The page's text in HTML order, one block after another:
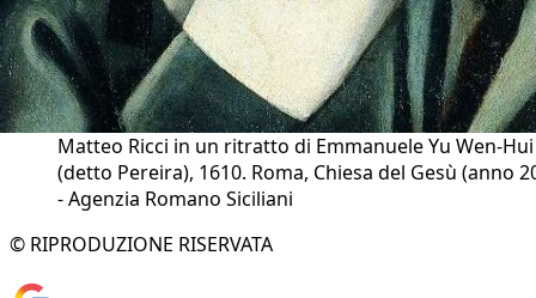
Matteo Ricci in un ritratto di Emmanuele Yu Wen-Hui
(detto Pereira), 1610. Roma, Chiesa del Gesù (anno
- Agenzia Romano Siciliani
© RIPRODUZIONE RISERVATA